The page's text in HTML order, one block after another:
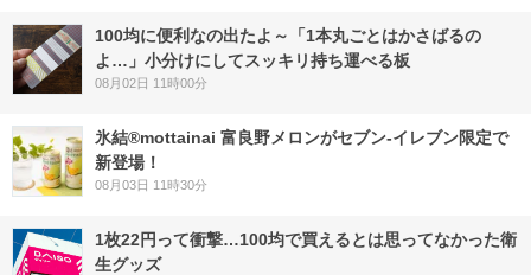
100均に便利なの出たよ～「1本丸ごとはかさばるの
よ…」小分けにしてスッキリ持ち運べる板
08月02日 11時00分
氷結®mottainai 富良野メロンがセブン‐イレブン限定で
新登場！
08月03日 11時30分
1枚22円って衝撃…100均で買えるとは思ってなかった衛
生グッズ